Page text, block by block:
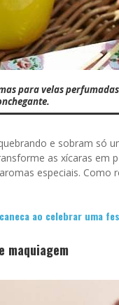
para velas
e sobram só
as xícaras
especiais.
ao celebrar uma
maquiagem